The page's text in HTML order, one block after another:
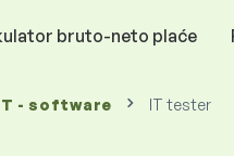
bruto-neto plaće
- software IT tester